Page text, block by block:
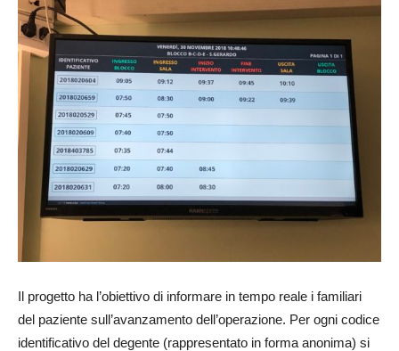
Il progetto ha l’obiettivo di informare in tempo reale i familiari
del paziente sull’avanzamento dell’operazione. Per ogni codice
identificativo del degente (rappresentato in forma anonima) si